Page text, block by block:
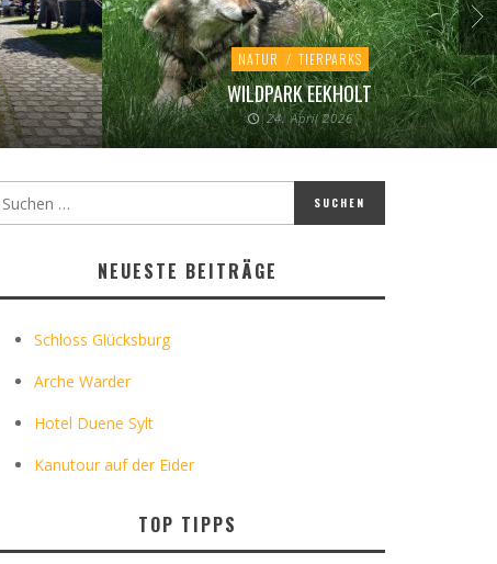
NATUR / TIERPARKS
WILDPARK EEKHOLT
24. April 2026
NEUESTE BEITRÄGE
Schloss Glücksburg
Arche Warder
Hotel Duene Sylt
Kanutour auf der Eider
TOP TIPPS